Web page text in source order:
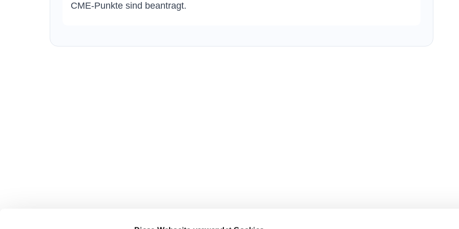
CME-Punkte sind beantragt.